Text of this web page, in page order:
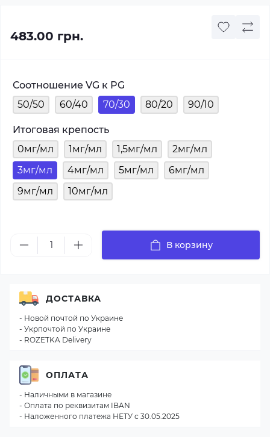
483.00 грн.
Соотношение VG к PG
50/50
60/40 70/30 80/20 90/10
Итоговая крепость
0мг/мл
1мг/мл 1,5мг/мл
2мг/мл
3мг/мл
4мг/мл 5мг/мл
6мг/мл
9мг/мл
10мг/мл
В корзину
ДОСТАВКА
- Новой почтой по Украине
- Укрпочтой по Украине
- ROZETKA Delivery
ОПЛАТА
- Наличными в магазине
- Оплата по реквизитам IBAN
- Наложенного платежа НЕТУ с 30.05.2025